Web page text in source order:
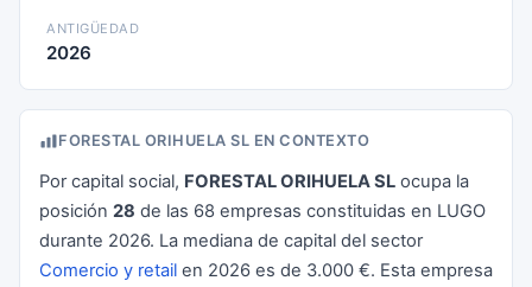
ANTIGÜEDAD
2026
FORESTAL ORIHUELA SL EN CONTEXTO
Por capital social, FORESTAL ORIHUELA SL ocupa la
posición 28 de las 68 empresas constituidas en LUGO
durante 2026. La mediana de capital del sector
Comercio y retail en 2026 es de 3.000 €. Esta empresa